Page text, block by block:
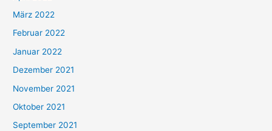
März 2022
Februar 2022
Januar 2022
Dezember 2021
November 2021
Oktober 2021
September 2021